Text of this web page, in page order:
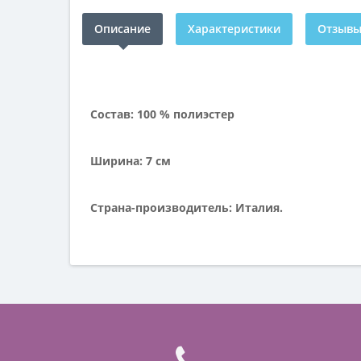
Описание Характеристики
Состав: 100 % полиэстер
Ширина: 7 см
Страна-производитель: Италия.